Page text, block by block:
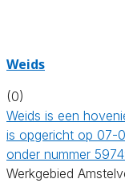
Weids
(0)
Weids is een
is opgericht op 07-
onder nummer
Werkgebied